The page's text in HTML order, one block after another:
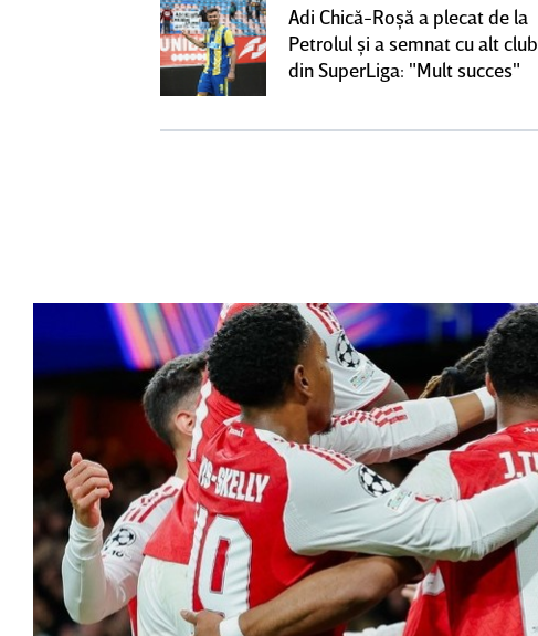
Adi Chică-Roşă a plecat de la
Petrolul şi a semnat cu alt club
din SuperLiga: "Mult succes"